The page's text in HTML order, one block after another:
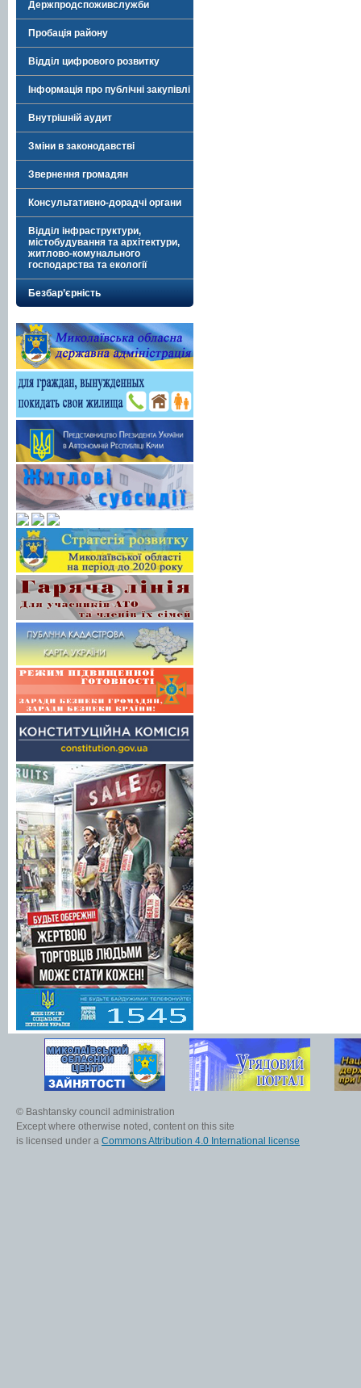
Держпродспоживслужби
Пробація району
Відділ цифрового розвитку
Інформація про публічні закупівлі
Внутрішній аудит
Зміни в законодавстві
Звернення громадян
Консультативно-дорадчі органи
Відділ інфраструктури,
містобудування та архітектури,
житлово-комунального
господарства та екології
Безбар’єрність
© Bashtansky council administration
Except where otherwise noted, content on this site
is licensed under a Commons Attribution 4.0 International license